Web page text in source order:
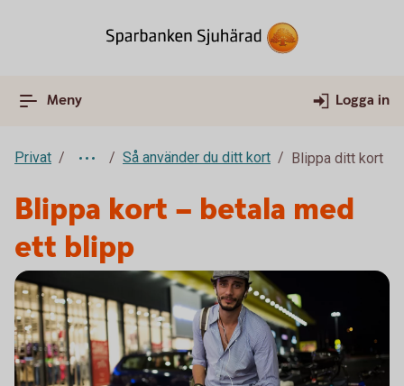
Meny Logga in
Privat Så använder du ditt kort Blippa ditt kort
Blippa kort – betala med
ett blipp